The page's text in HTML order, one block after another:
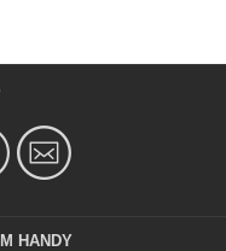
HANDY